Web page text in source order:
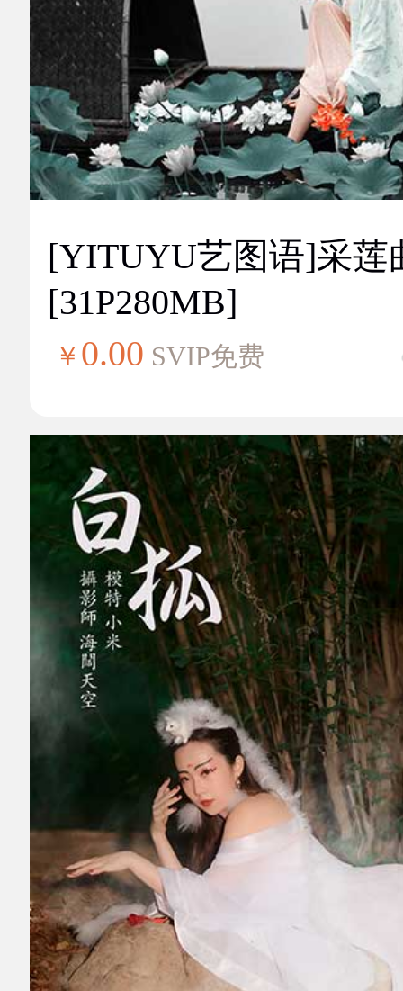
[YITUYU艺图语]采莲
[31P280MB]
￥ 0.00 SVIP免费